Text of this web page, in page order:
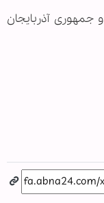
جمهوری آذربایجان